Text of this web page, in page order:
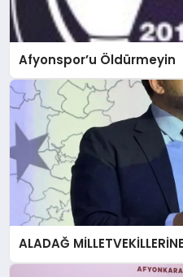
Afyonspor’u Öldürmeyin
ALADAĞ